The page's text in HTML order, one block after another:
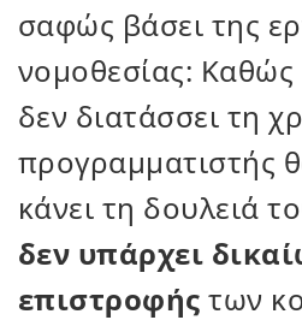
σαφώς βάσει της
νομοθεσίας:
δεν διατάσσει τη
προγραμματιστής
κάνει τη δουλειά
δεν υπάρχει
επιστροφής των